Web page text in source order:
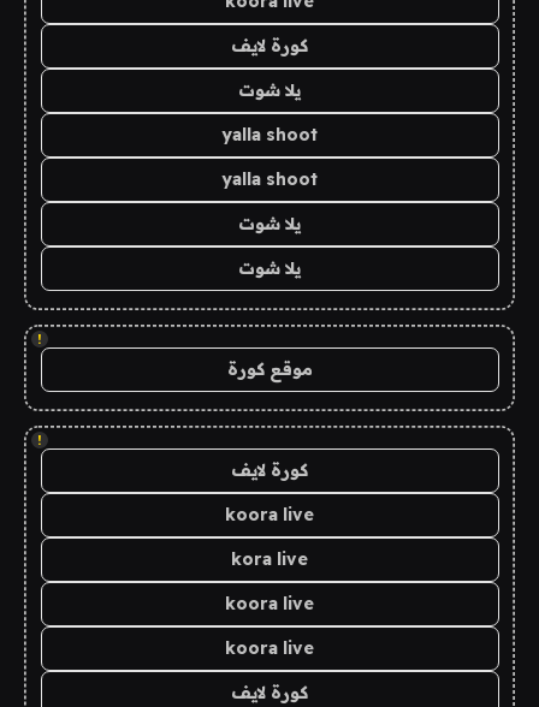
كورة لايف
يلا شوت
yalla shoot
yalla shoot
يلا شوت
يلا شوت
!
موقع كورة
!
كورة لايف
koora live
kora live
koora live
koora live
كورة لايف